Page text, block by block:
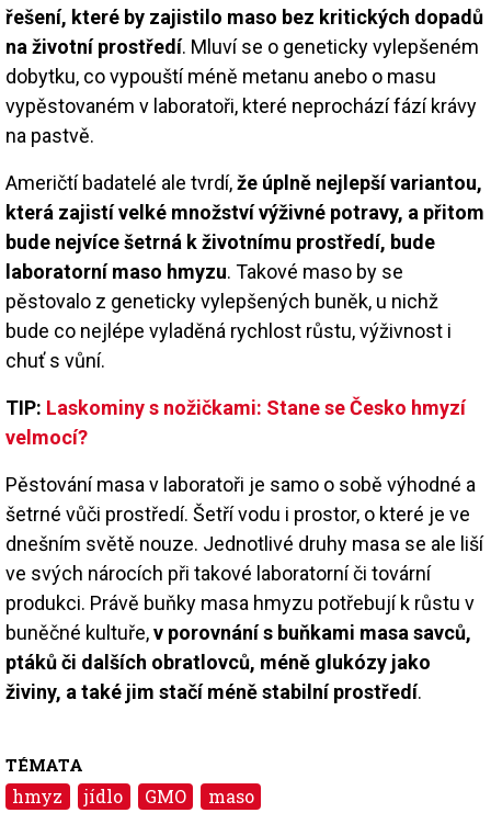
řešení, které by zajistilo maso bez kritických dopadů
na životní prostředí. Mluví se o geneticky vylepšeném
dobytku, co vypouští méně metanu anebo o masu
vypěstovaném v laboratoři, které neprochází fází krávy
na pastvě.
Američtí badatelé ale tvrdí,že úplně nejlepší variantou,
která zajistí velké množství výživné potravy, a přitom
bude nejvíce šetrná k životnímu prostředí, bude
laboratorní maso hmyzu. Takové maso by se
pěstovalo z geneticky vylepšených buněk, u nichž
bude co nejlépe vyladěná rychlost růstu, výživnost i
chuť s vůní.
TIP: Laskominy s nožičkami: Stane se Česko hmyzí
velmocí?
Pěstování masa v laboratoři je samo o sobě výhodné a
šetrné vůči prostředí. Šetří vodu i prostor, o které je ve
dnešním světě nouze. Jednotlivé druhy masa se ale liší
ve svých nárocích při takové laboratorní či tovární
produkci. Právě buňky masa hmyzu potřebují k růstu v
buněčné kultuře,v porovnání s buňkami masa savců,
ptáků či dalších obratlovců, méně glukózy jako
živiny, a také jim stačí méně stabilní prostředí.
TÉMATA
hmyz jídlo GMO maso